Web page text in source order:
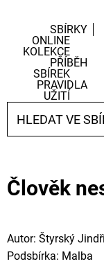
SBÍRKY
ONLINE
KOLEKCE
PŘÍBĚH
SBÍREK
PRAVIDLA
UŽITÍ
Člověk
Autor: Štyrský
Podsbírka: Malba